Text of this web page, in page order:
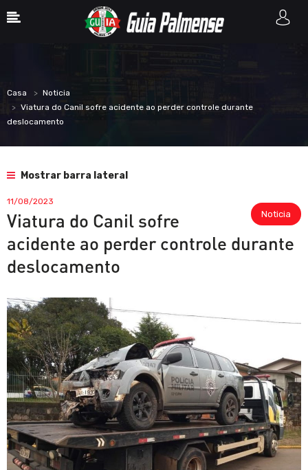
Casa
Noticia
Viatura do Canil sofre acidente ao perder controle durante
deslocamento
Mostrar barra lateral
Noticia
11/08/2023
Viatura do Canil sofre
acidente ao perder controle durante
deslocamento